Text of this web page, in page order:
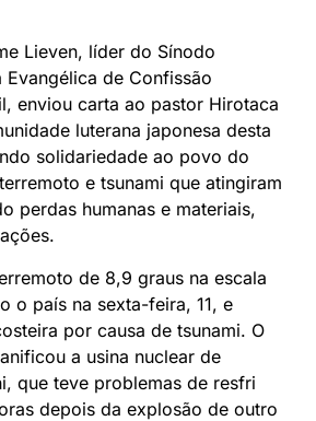
Lieven, líder do Sínodo
Evangélica de Confissão
enviou carta ao pastor Hirotaca
luterana japonesa desta
solidariedade ao povo do
e tsunami que atingiram
perdas humanas e materiais,
de 8,9 graus na escala
o país na sexta-feira, 11, e
por causa de tsunami. O
a usina nuclear de
que teve problemas de resfri
depois da explosão de outro